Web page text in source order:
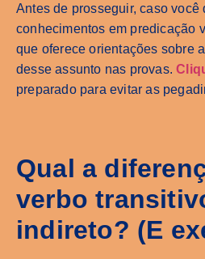
Antes de prosseguir, caso você
conhecimentos em predicação
que oferece orientações sobre
desse assunto nas provas.
preparado para evitar as
Qual a
verbo
indireto? (E